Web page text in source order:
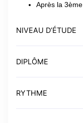
Après la 3ème
NIVEAU D’ÉTUDE
DIPLÔME
RYTHME